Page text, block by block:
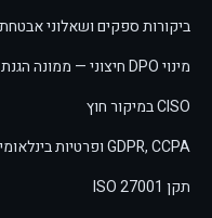
ביקורות ספקים ושאלוני
מינוי DPO חיצוני — ממונה הגנת פרטיות
CISO במיקור חוץ
GDPR, CCPA ופרטיות בינלאומית
תקן ISO 27001